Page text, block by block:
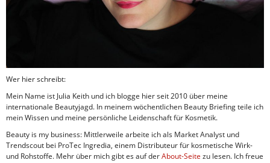
Wer hier schreibt:
Mein Name ist Julia Keith und ich blogge hier seit 2010 über meine
internationale Beautyjagd. In meinem wöchentlichen Beauty Briefing teile ich
mein Wissen und meine persönliche Leidenschaft für Kosmetik.
Beauty is my business: Mittlerweile arbeite ich als Market Analyst und
Trendscout bei ProTec Ingredia, einem Distributeur für kosmetische Wirk-
und Rohstoffe. Mehr über mich gibt es auf derAbout-Seite zu lesen. Ich freue